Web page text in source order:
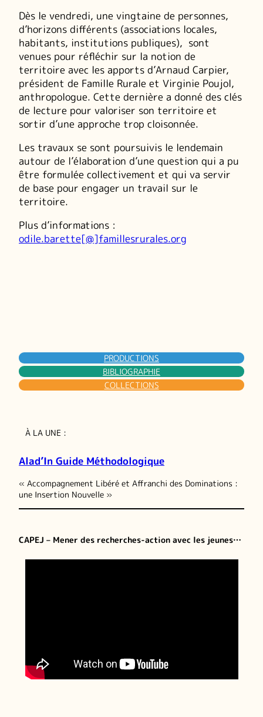
Dès le vendredi, une vingtaine de personnes,
d’horizons différents (associations locales,
habitants, institutions publiques), sont
venues pour réfléchir sur la notion de
territoire avec les apports d’Arnaud Carpier,
président de Famille Rurale et Virginie Poujol,
anthropologue. Cette dernière a donné des clés
de lecture pour valoriser son territoire et
sortir d’une approche trop cloisonnée.
Les travaux se sont poursuivis le lendemain
autour de l’élaboration d’une question qui a pu
être formulée collectivement et qui va servir
de base pour engager un travail sur le
territoire.
Plus d’informations :
odile.barette[@]famillesrurales.org
PRODUCTIONS
BIBLIOGRAPHIE
COLLECTIONS
À LA UNE :
Alad’In Guide Méthodologique
« Accompagnement Libéré et Affranchi des Dominations :
une Insertion Nouvelle »
CAPEJ – Mener des recherches-action avec les jeunes…